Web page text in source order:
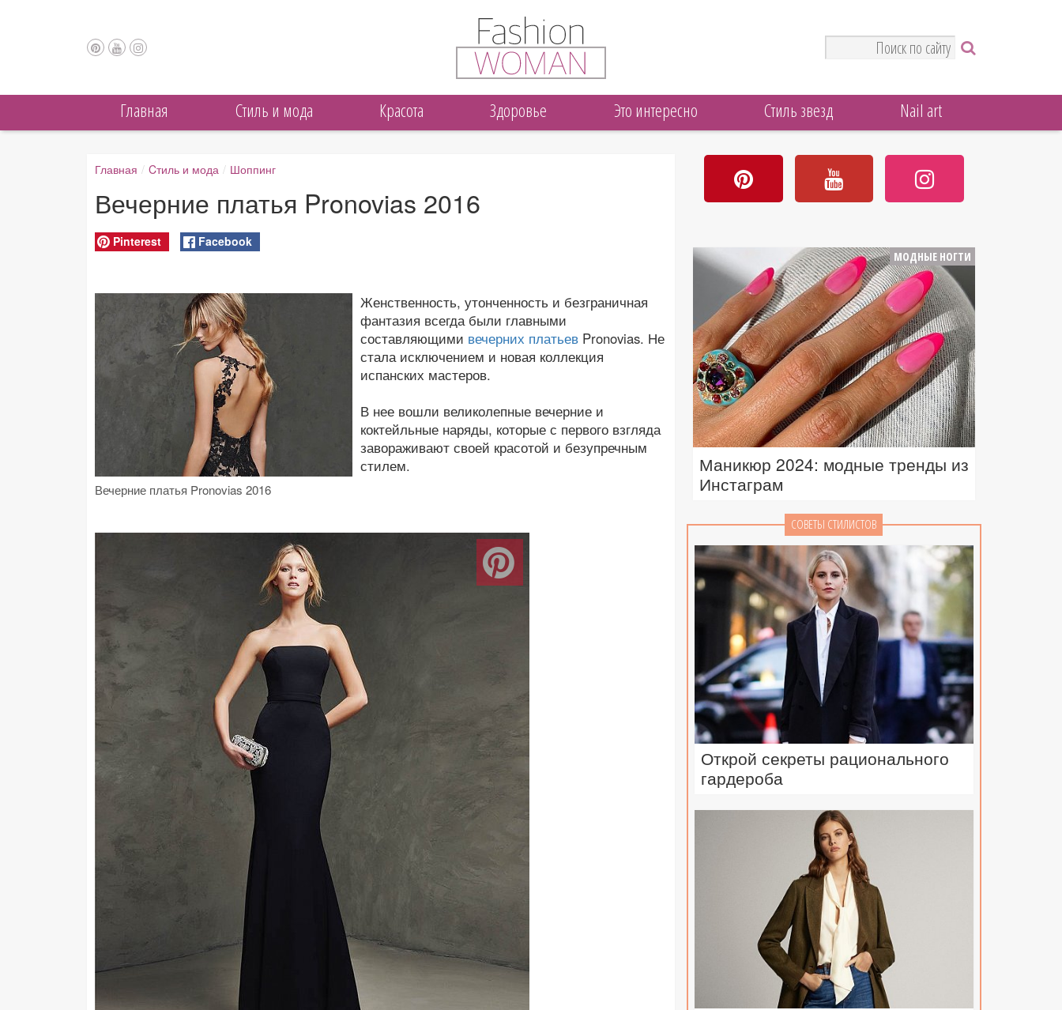
Главная Cтиль и мода Красота Здоровье Это интересно Стиль звезд Nail art
Главная / Cтиль и мода / Шоппинг
Вечерние платья Pronovias 2016
Pinterest Facebook
Вечерние платья Pronovias 2016
Женственность, утонченность и безграничная
фантазия всегда были главными
составляющими вечерних платьевPronovias. Не
стала исключением и новая коллекция
испанских мастеров.
В нее вошли великолепные вечерние и
коктейльные наряды, которые с первого взгляда
завораживают своей красотой и безупречным
стилем.
МОДНЫЕ НОГТИ
Маникюр 2024: модные тренды из
Инстаграм
СОВЕТЫ СТИЛИСТОВ
Открой секреты рационального
гардероба